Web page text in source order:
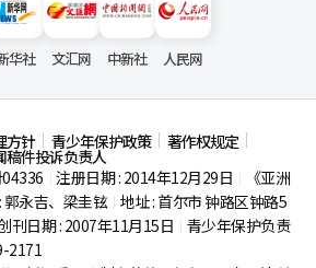
华社 文汇网 中新社 人民网
方针 青少年保护政策 著作权规定
稿件投诉负责人
04336 注册日期 : 2014年12月29日
《亚洲
郭永吉、梁圭铉 地址 : 首尔市钟路区钟路5
刊日期 : 2007年11月15日
青少年保护负责
2171